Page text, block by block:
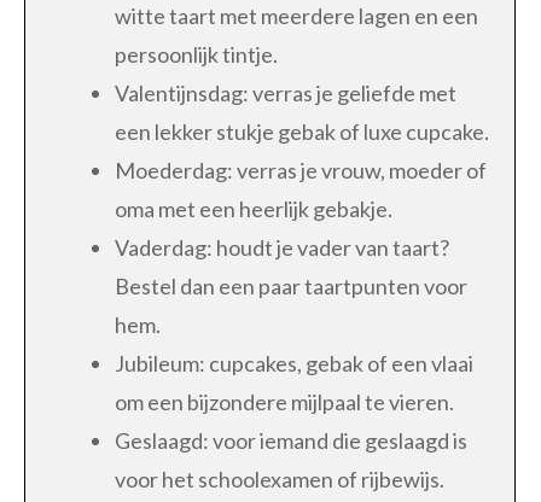
witte taart met meerdere lagen en een
persoonlijk tintje.
Valentijnsdag: verras je geliefde met
een lekker stukje gebak of luxe cupcake.
Moederdag: verras je vrouw, moeder of
oma met een heerlijk gebakje.
Vaderdag: houdt je vader van taart?
Bestel dan een paar taartpunten voor
hem.
Jubileum: cupcakes, gebak of een vlaai
om een bijzondere mijlpaal te vieren.
Geslaagd: voor iemand die geslaagd is
voor het schoolexamen of rijbewijs.